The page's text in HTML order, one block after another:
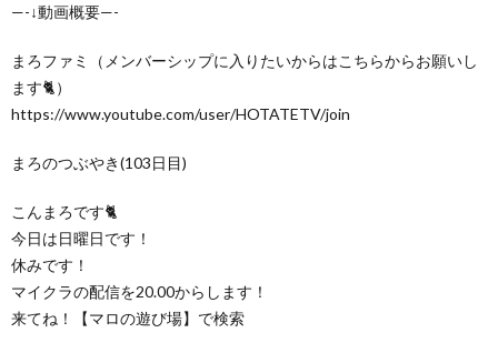
—-↓動画概要—-
まろファミ（メンバーシップに入りたいからはこちらからお願いし
ます🐈）
https://www.youtube.com/user/HOTATETV/join
まろのつぶやき(103日目)
こんまろです🐈
今日は日曜日です！
休みです！
マイクラの配信を20.00からします！
来てね！【マロの遊び場】で検索